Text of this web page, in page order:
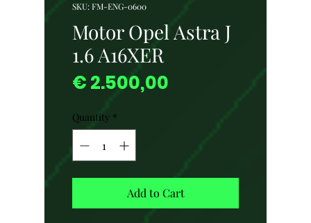
SKU: FM-ENG-0600
Motor Opel Astra J
1.6 A16XER
€ 2.500,00
Quantity *
Add to Cart